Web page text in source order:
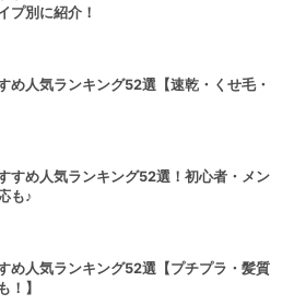
プ別に紹介！
め人気ランキング52選【速乾・くせ毛・
すめ人気ランキング52選！初心者・メン
も♪
め人気ランキング52選【プチプラ・髪質
！】